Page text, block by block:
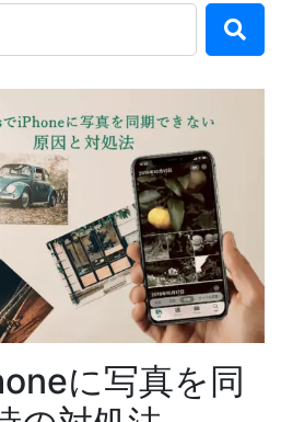
に写真を同